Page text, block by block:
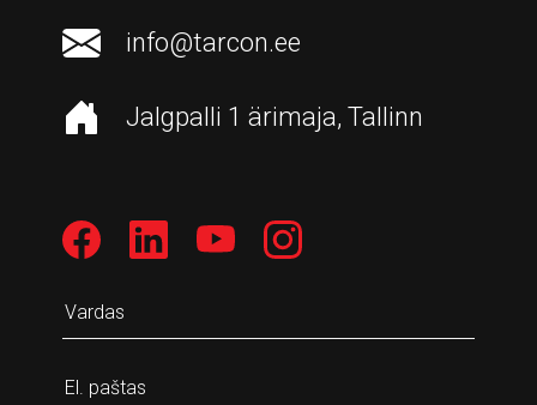
info@tarcon.ee
Jalgpalli 1 ärimaja, Tallinn